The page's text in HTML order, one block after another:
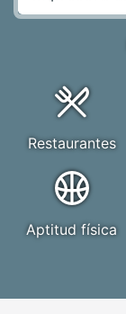
Restaurantes
Aptitud física